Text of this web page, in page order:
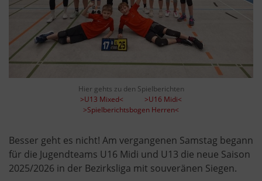
Hier gehts zu den Spielberichten
>U13 Mixed<
>U16 Midi<
>Spielberichtsbogen Herren<
Besser geht es nicht! Am vergangenen Samstag begann
für die Jugendteams U16 Midi und U13 die neue Saison
2025/2026 in der Bezirksliga mit souveränen Siegen.